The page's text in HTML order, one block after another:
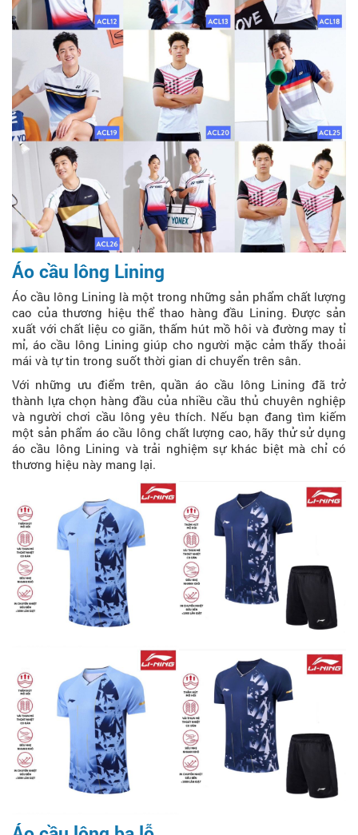
Áo cầu lông Lining
Áo cầu lông Lining là một trong những sản phẩm chất lượng
cao của thương hiệu thể thao hàng đầu Lining. Được sản
xuất với chất liệu co giãn, thấm hút mồ hôi và đường may tỉ
mỉ, áo cầu lông Lining giúp cho người mặc cảm thấy thoải
mái và tự tin trong suốt thời gian di chuyển trên sân.
Với những ưu điểm trên, quần áo cầu lông Lining đã trở
thành lựa chọn hàng đầu của nhiều cầu thủ chuyên nghiệp
và người chơi cầu lông yêu thích. Nếu bạn đang tìm kiếm
một sản phẩm áo cầu lông chất lượng cao, hãy thử sử dụng
áo cầu lông Lining và trải nghiệm sự khác biệt mà chỉ có
thương hiệu này mang lại.